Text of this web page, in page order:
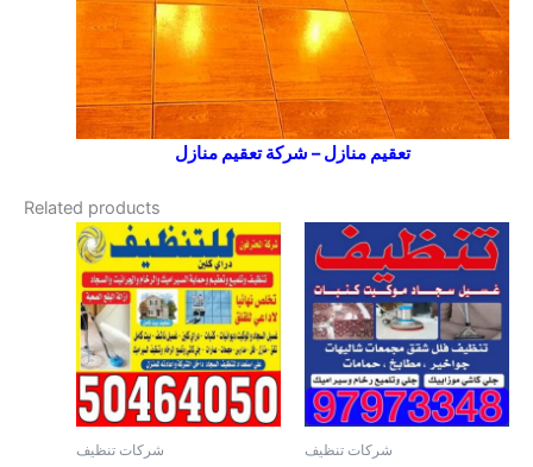
تعقيم منازل – شركة تعقيم منازل
Related products
شركات تنظيف شركات تنظيف